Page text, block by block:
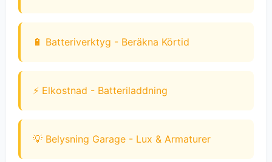
🔋 Batteriverktyg - Beräkna Körtid
⚡ Elkostnad - Batteriladdning
💡 Belysning Garage - Lux & Armaturer